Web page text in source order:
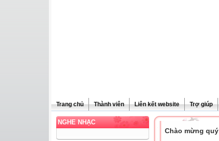
Trang chủ Thành viên Liên kết website Trợ giúp
NGHE NHẠC
Chào mừng